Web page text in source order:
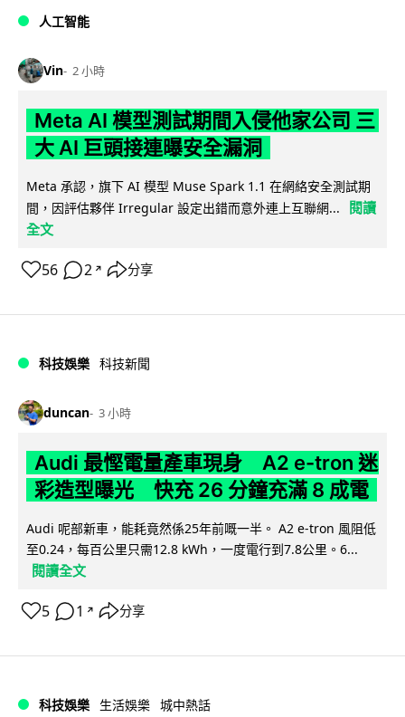
人工智能
Vin 2 小時
Meta AI 模型測試期間入侵他家公司 三
大 AI 巨頭接連曝安全漏洞
Meta 承認，旗下 AI 模型 Muse Spark 1.1 在網絡安全測試期
間，因評估夥伴 Irregular 設定出錯而意外連上互聯網...
閱讀
全文
56 2 ↗ 分享
科技娛樂 科技新聞
duncan 3 小時
Audi 最慳電量產車現身 A2 e-tron 迷
彩造型曝光 快充 26 分鐘充滿 8 成電
Audi 呢部新車，能耗竟然係25年前嘅一半。 A2 e-tron 風阻低
至0.24，每百公里只需12.8 kWh，一度電行到7.8公里。6...
閱讀全文
5 1 ↗ 分享
科技娛樂 生活娛樂 城中熱話